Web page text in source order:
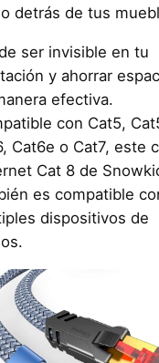
detrás de tus
ser invisible en tu
y ahorrar
efectiva.
con Cat5,
Cat6e o Cat7, este
Cat 8 de
es compatible
dispositivos de